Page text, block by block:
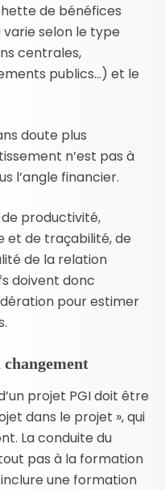
de bénéfices
selon le type
centrales,
publics…) et le
doute plus
n’est pas à
l’angle financier.
de productivité,
et de traçabilité, de
de la relation
doivent donc
pour estimer
projet PGI doit être
dans le projet », qui
La conduite du
pas à la formation
une formation